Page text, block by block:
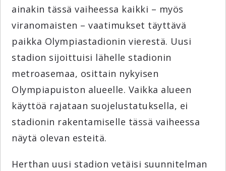
ainakin tässä vaiheessa kaikki – myös
viranomaisten – vaatimukset täyttävä
paikka Olympiastadionin vierestä. Uusi
stadion sijoittuisi lähelle stadionin
metroasemaa, osittain nykyisen
Olympiapuiston alueelle. Vaikka alueen
käyttöä rajataan suojelustatuksella, ei
stadionin rakentamiselle tässä vaiheessa
näytä olevan esteitä.
Herthan uusi stadion vetäisi suunnitelman